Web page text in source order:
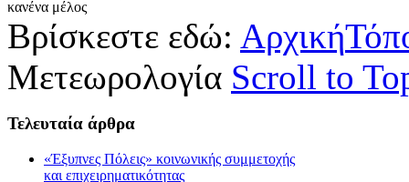
κανένα μέλος
Βρίσκεστε εδώ: Αρχική
Mετεωρολογία Scroll to
Τελευταία άρθρα
«Έξυπνες Πόλεις» κοινωνικής συμμετοχής
και επιχειρηματικότητας